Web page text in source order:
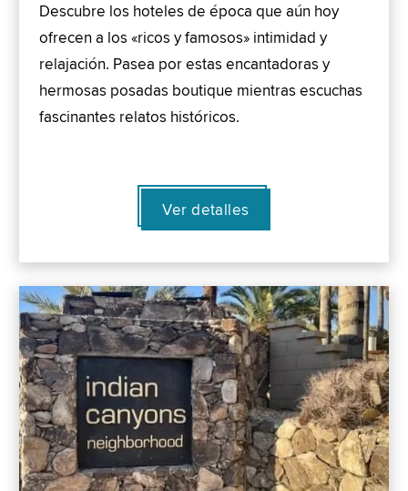
Descubre los hoteles de época que aún hoy
ofrecen a los «ricos y famosos» intimidad y
relajación. Pasea por estas encantadoras y
hermosas posadas boutique mientras escuchas
fascinantes relatos históricos.
Ver detalles